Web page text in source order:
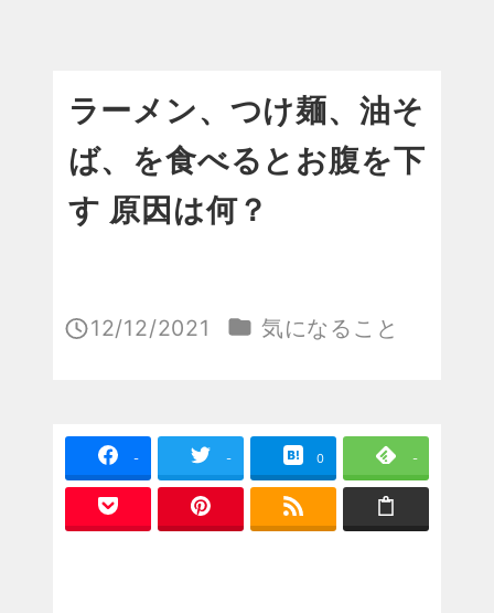
ラーメン、つけ麺、油そ
ば、を食べるとお腹を下
す 原因は何？
投稿日
12/12/2021 カテゴリー
気になること
- - 0 -